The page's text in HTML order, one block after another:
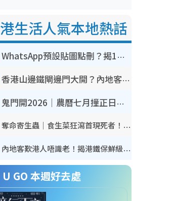
港生活人氣本地熱話
WhatsApp預設貼圖點刪？揭1招「反向操作」還原簡潔介面 附3步實測教學
香港山邊鐵閘邊門大開？內地客困惑意義何在！網民神回覆：呢種叫法理性防禦
鬼門開2026｜農曆七月撞正日全食特別邪？專家警告切忌做一事！揭4大禁忌+2招保平安
奪命寄生蟲｜食生菜狂瀉首現死者！疫潮惡化錄1.8萬宗病例 揭洗菜3大謬誤
內地客歎港人唔識老！揭港鐵保鮮級冷氣 港人求放過：咪投訴
U GO 本週好去處